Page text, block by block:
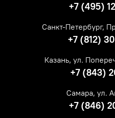
+7 (495)
Санкт-Петербург,
+7 (812)
Казань, ул.
+7 (843)
Самара, ул.
+7 (846)